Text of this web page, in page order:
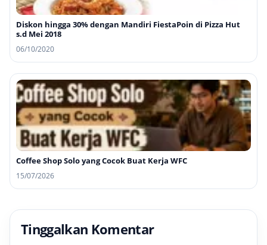
Diskon hingga 30% dengan Mandiri FiestaPoin di Pizza Hut
s.d Mei 2018
06/10/2020
Coffee Shop Solo yang Cocok Buat Kerja WFC
15/07/2026
Tinggalkan Komentar